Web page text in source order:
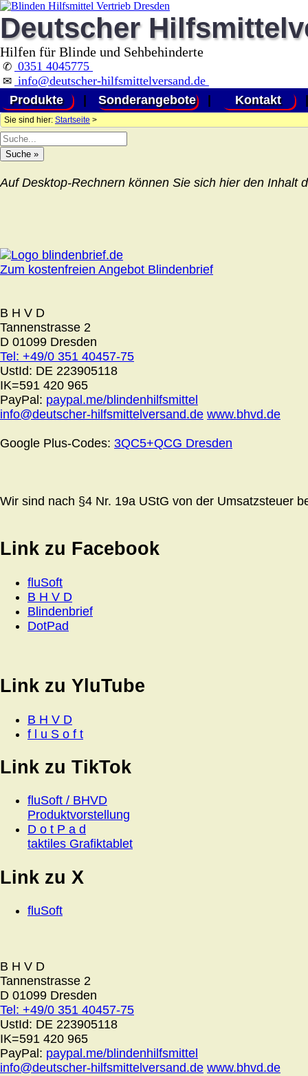
Deutscher
Hilfen für Blinde und Sehbehinderte
✆ 0351 4045775
✉ info@deutscher-hilfsmittelversand.de
Produkte
Sonderangebote Kontakt
Sie sind hier: Startseite >
Auf Desktop-Rechnern können Sie sich hier den Inhalt
Zum kostenfreien Angebot Blindenbrief
B H V D
Tannenstrasse 2
D 01099 Dresden
Tel: +49/0 351 40457-75
UstId: DE 223905118
IK=591 420 965
PayPal: paypal.me/blindenhilfsmittel
info@deutscher-hilfsmittelversand.de www.bhvd.de
Google Plus-Codes: 3QC5+QCG Dresden
Wir sind nach §4 Nr. 19a UStG von der Umsatzsteuer
Link zu Facebook
fluSoft
B H V D
Blindenbrief
DotPad
Link zu YluTube
B H V D
f l u S o f t
Link zu TikTok
fluSoft / BHVD
Produktvorstellung
D o t P a d
taktiles Grafiktablet
Link zu X
fluSoft
B H V D
Tannenstrasse 2
D 01099 Dresden
Tel: +49/0 351 40457-75
UstId: DE 223905118
IK=591 420 965
PayPal: paypal.me/blindenhilfsmittel
info@deutscher-hilfsmittelversand.de www.bhvd.de